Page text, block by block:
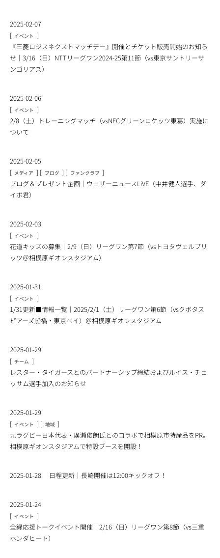
2025-02-07
[ イベント ]
『三菱ロジスネクストマッチデー』開催とチケット販売開始のお知ら
せ｜3/16（日）NTTリーグワン2024-25第11節（vs東京サントリーサ
ンゴリアス）
2025-02-06
[ イベント ]
2/8（土）トレーニングマッチ（vsNECグリーンロケッツ東葛）実施に
ついて
2025-02-05
[ メディア ] [ ブログ ] [ ファンクラブ ]
ブログ＆プレゼント企画｜ウェザーニュースLiVE（中井健人選手、ダ
イボ君）
2025-02-03
[ イベント ]
花道キッズの募集｜2/9（日）リーグワン第7節（vsトヨタヴェルブリ
ッツ＠相模原ギオンスタジアム）
2025-01-31
[ イベント ]
1/31更新■情報一覧｜2025/2/1（土）リーグワン第6節（vsクボタス
ピアーズ船橋・東京ベイ）＠相模原ギオンスタジアム
2025-01-29
[ チーム ]
レスター・タイガースとのパートナーシップ締結およびルイス・チェ
ッサム選手加入のお知らせ
2025-01-29
[ イベント ] [ 地域 ]
元ラグビー日本代表・廣瀬俊朗氏とのコラボで相模原市特産品をPR。
相模原ギオンスタジアムで特設ブースを開設！
2025-01-28 日程更新｜長崎開催は12:00キックオフ！
2025-01-24
[ イベント ]
全緑応援トークイベント開催｜2/16（日）リーグワン第8節（vs三重
ホンダヒート）